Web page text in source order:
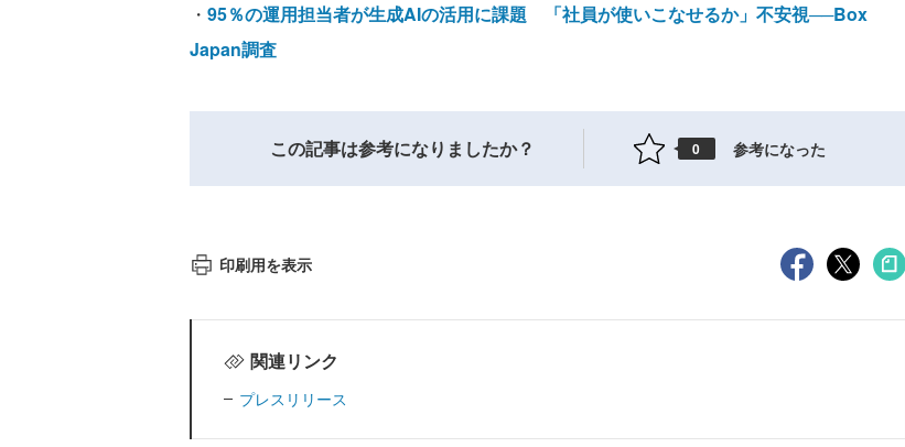
・ 95％の運用担当者が生成AIの活用に課題 「社員が使いこなせるか」不安視──Box
Japan調査
この記事は参考になりましたか？ 0 参考になった
印刷用を表示
関連リンク
プレスリリース